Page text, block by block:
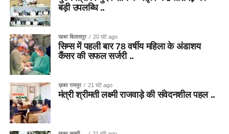
बड़ी उपलब्धि ..
खबर बिलासपुर 20 घंटे ago
सिम्स में पहली बार 78 वर्षीय महिला के अंडाशय
कैंसर की सफल सर्जरी ..
ख़बर रायपुर 21 घंटे ago
मंत्री श्रीमती लक्ष्मी राजवाड़े की संवेदनशील पहल ..